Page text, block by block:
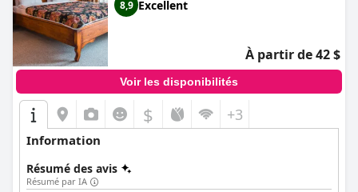
8,9 Excellent
À partir de 42 $
Voir les disponibilités
$ +3
Information
Résumé des avis
Résumé par IA